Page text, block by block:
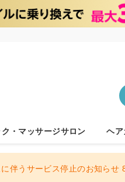
ク・マッサージサロン ヘ
伴うサービス停止のお知ら